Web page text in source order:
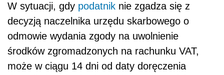
W sytuacji, gdy podatnik nie zgadza się z
decyzją naczelnika urzędu skarbowego o
odmowie wydania zgody na uwolnienie
środków zgromadzonych na rachunku VAT,
może w ciągu 14 dni od daty doręczenia